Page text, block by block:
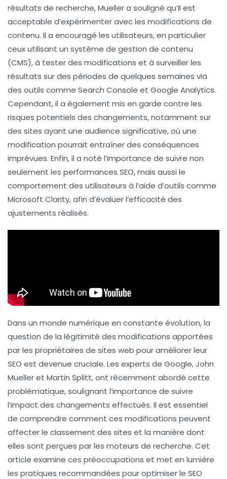
résultats de recherche, Mueller a souligné qu’il est
acceptable d’expérimenter avec les modifications de
contenu. Il a encouragé les utilisateurs, en particulier
ceux utilisant un système de gestion de contenu
(CMS), à tester des modifications et à surveiller les
résultats sur des périodes de quelques semaines via
des outils comme Search Console et Google Analytics.
Cependant, il a également mis en garde contre les
risques potentiels des changements, notamment sur
des sites ayant une audience significative, où une
modification pourrait entraîner des conséquences
imprévues. Enfin, il a noté l’importance de suivre non
seulement les performances SEO, mais aussi le
comportement des utilisateurs à l’aide d’outils comme
Microsoft Clarity, afin d’évaluer l’efficacité des
ajustements réalisés.
Dans un monde numérique en constante évolution, la
question de la légitimité des modifications apportées
par les propriétaires de sites web pour améliorer leur
SEO est devenue cruciale. Les experts de Google, John
Mueller et Martin Splitt, ont récemment abordé cette
problématique, soulignant l’importance de suivre
l’impact des changements effectués. Il est essentiel
de comprendre comment ces modifications peuvent
affecter le classement des sites et la manière dont
elles sont perçues par les moteurs de recherche. Cet
article examine ces préoccupations et met en lumière
les pratiques recommandées pour optimiser le SEO